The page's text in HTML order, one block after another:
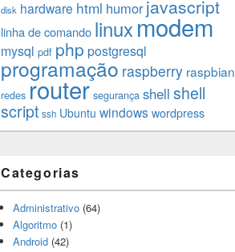
disk hardware html humor javascript
linha de comando linuxmodem
mysql pdf php postgresql
programação raspberry raspbian
redes router segurança shell shell
script ssh Ubuntu windows wordpress
Categorias
Administrativo (64)
Algoritmo (1)
Android (42)